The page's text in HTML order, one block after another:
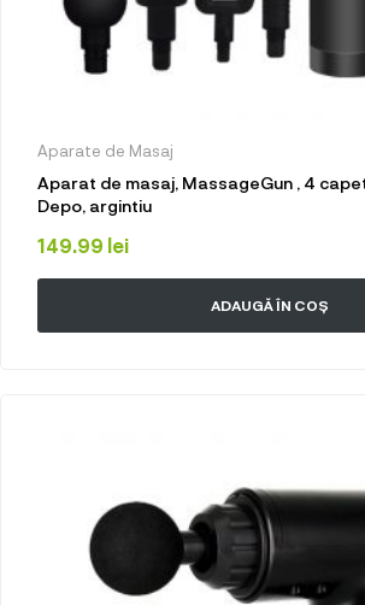
Aparate de Masaj
Aparat de masaj, MassageGun , 4
Depo, argintiu
149.99 lei
ADAUGĂ ÎN COȘ